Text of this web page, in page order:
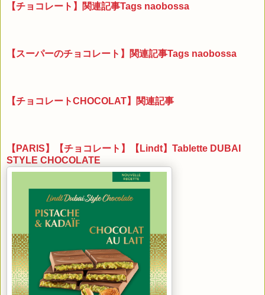
【チョコレート】関連記事Tags naobossa
【スーパーのチョコレート】関連記事Tags naobossa
【チョコレートCHOCOLAT】関連記事
【PARIS】【チョコレート】【Lindt】Tablette DUBAI
STYLE CHOCOLATE